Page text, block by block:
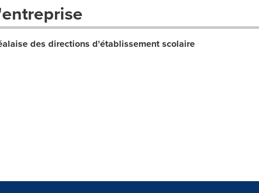
des directions d'établissement scolaire